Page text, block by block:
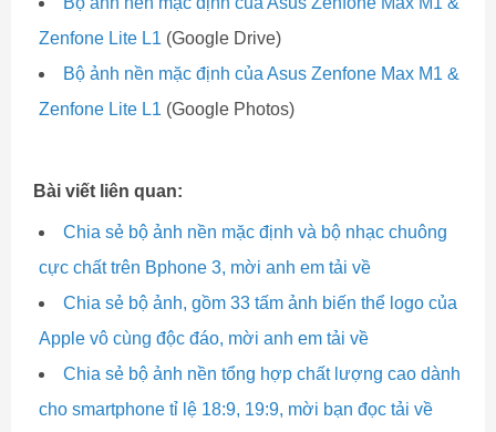
Zenfone Lite L1 (Google Drive)
Bộ ảnh nền mặc định của Asus Zenfone Max M1 &
Zenfone Lite L1 (Google Photos)
Bài viết liên quan:
Chia sẻ bộ ảnh nền mặc định và bộ nhạc chuông
cực chất trên Bphone 3, mời anh em tải về
Chia sẻ bộ ảnh, gồm 33 tấm ảnh biến thể logo của
Apple vô cùng độc đáo, mời anh em tải về
Chia sẻ bộ ảnh nền tổng hợp chất lượng cao dành
cho smartphone tỉ lệ 18:9, 19:9, mời bạn đọc tải về